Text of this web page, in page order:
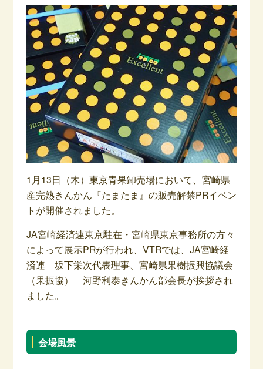
1月13日（木）東京青果卸売場において、宮崎県
産完熟きんかん『たまたま』の販売解禁PRイベン
トが開催されました。
JA宮崎経済連東京駐在・宮崎県東京事務所の方々
によって展示PRが行われ、VTRでは、JA宮崎経
済連 坂下栄次代表理事、宮崎県果樹振興協議会
（果振協） 河野利泰きんかん部会長が挨拶され
ました。
会場風景